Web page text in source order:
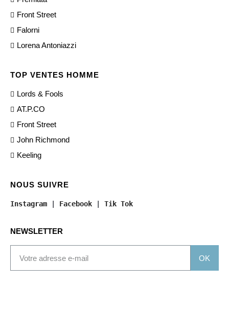
Front Street
Falorni
Lorena Antoniazzi
TOP VENTES HOMME
Lords & Fools
AT.P.CO
Front Street
John Richmond
Keeling
NOUS SUIVRE
Instagram Facebook Tik Tok
NEWSLETTER
OK